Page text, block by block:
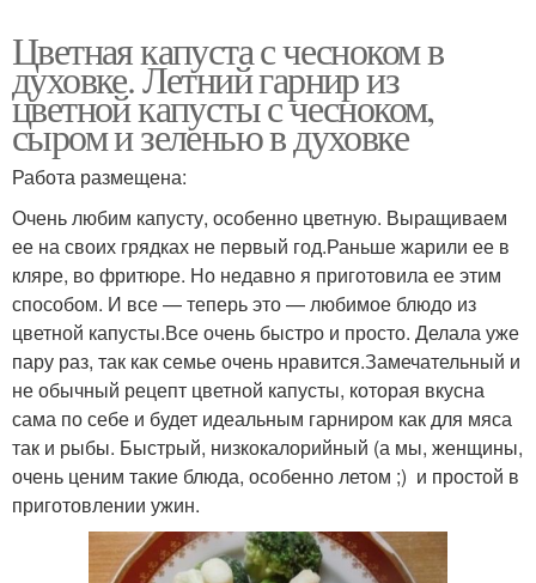
Цветная капуста с чесноком в
духовке. Летний гарнир из
цветной капусты с чесноком,
сыром и зеленью в духовке
Работа размещена:
Очень любим капусту, особенно цветную. Выращиваем
ее на своих грядках не первый год.Раньше жарили ее в
кляре, во фритюре. Но недавно я приготовила ее этим
способом. И все — теперь это — любимое блюдо из
цветной капусты.Все очень быстро и просто. Делала уже
пару раз, так как семье очень нравится.Замечательный и
не обычный рецепт цветной капусты, которая вкусна
сама по себе и будет идеальным гарниром как для мяса
так и рыбы. Быстрый, низкокалорийный (а мы, женщины,
очень ценим такие блюда, особенно летом ;) и простой в
приготовлении ужин.